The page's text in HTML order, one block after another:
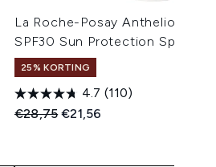
La Roche-Posay Anthelios
SPF30 Sun Protection Spray
25% KORTING
4.7 (110)
Recommended Retail Price:
€28,75Huidige prijs:
€21,56